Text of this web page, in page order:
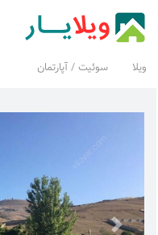
ویلا سوئیت / آپارتمان